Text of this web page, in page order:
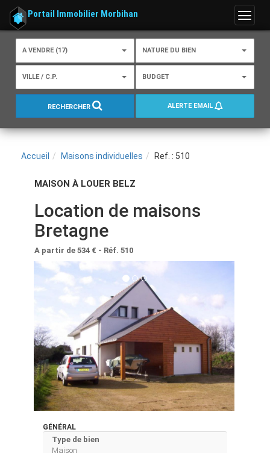
Menu
Portail Immobilier Morbihan
A VENDRE (17) NATURE DU BIEN
VILLE / C.P. BUDGET
RECHERCHER ALERTE EMAIL
Accueil Maisons individuelles Ref. : 510
MAISON À LOUER BELZ
Location de maisons
Bretagne
A partir de 534 € - Réf. 510
GÉNÉRAL
Type de bien
Maison